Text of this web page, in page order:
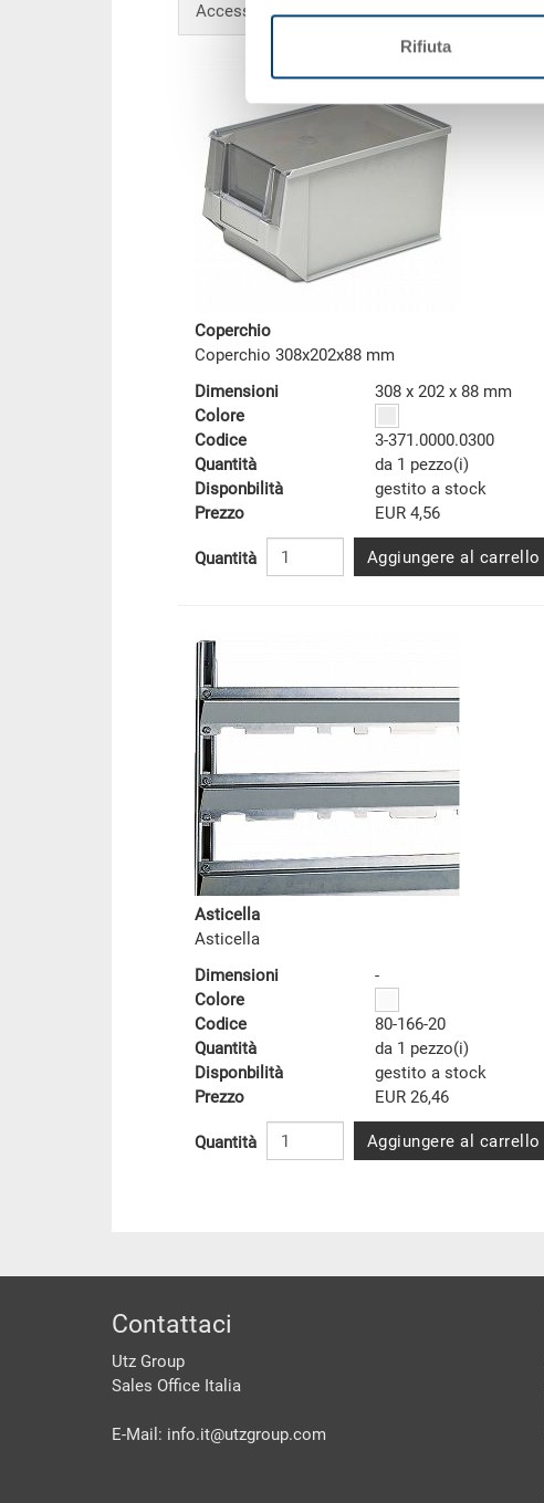
Rifiuta
Accessori opzionali
Coperchio
Coperchio 308x202x88 mm
Dimensioni
308 x 202 x 88 mm
Colore
Codice
3-371.0000.0300
Quantità
da 1 pezzo(i)
Disponbilità
gestito a stock
Prezzo
EUR 4,56
Quantità Aggiungere al carrello
Asticella
Asticella
Dimensioni
-
Colore
Codice
80-166-20
Quantità
da 1 pezzo(i)
Disponbilità
gestito a stock
Prezzo
EUR 26,46
Quantità Aggiungere al carrello
piè di pagine
Contattaci
Utz Group
Sales Office Italia
E-Mail: info.it@utzgroup.com